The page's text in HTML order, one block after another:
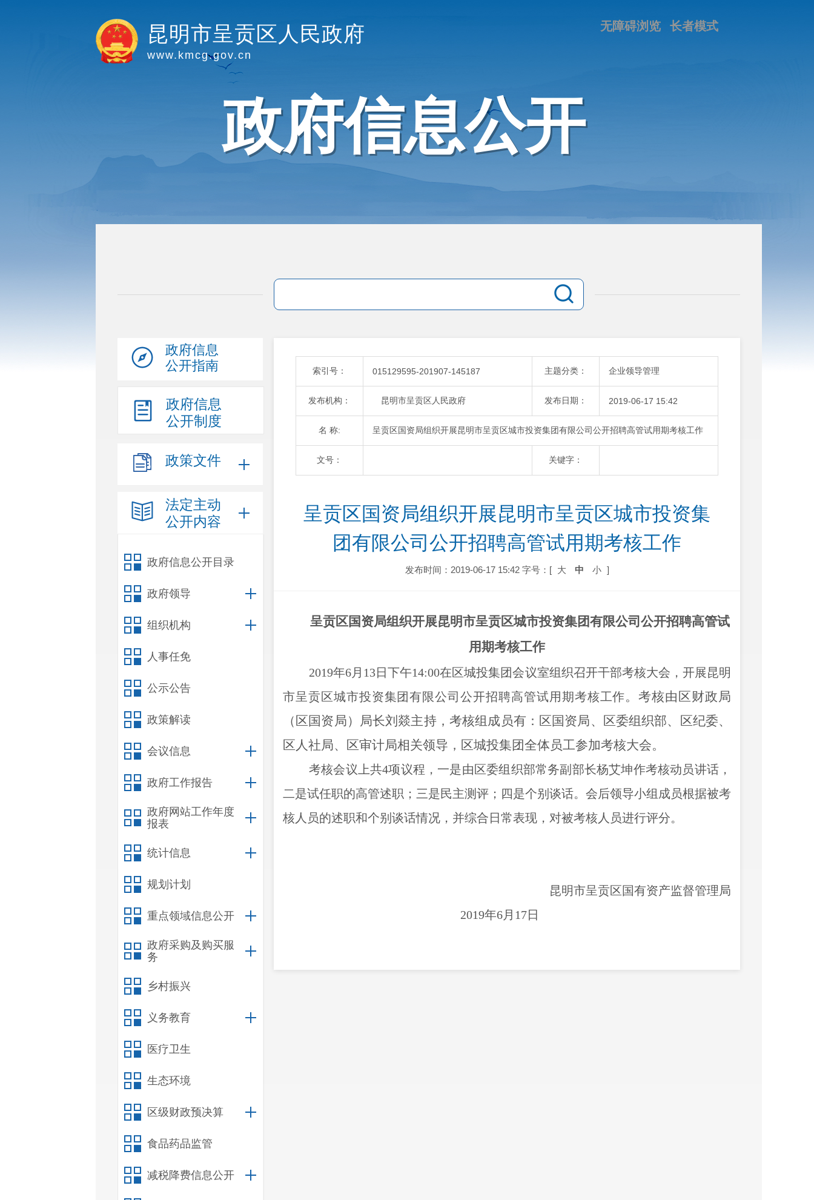
昆明市呈贡区人民政府
www.kmcg.gov.cn
长者模式
无障碍浏览
政府信息公开
政府信息
公开指南
政府信息
公开制度
政策文件
法定主动
公开内容
政府信息公开目录
政府领导
组织机构
人事任免
公示公告
政策解读
会议信息
政府工作报告
政府网站工作年度
报表
统计信息
规划计划
重点领域信息公开
政府采购及购买服
务
乡村振兴
义务教育
医疗卫生
生态环境
区级财政预决算
食品药品监管
减税降费信息公开
索引号： 015129595-201907-145187 主题分类： 企业领导管理
发布机构： 昆明市呈贡区人民政府 发布日期： 2019-06-17 15:42
名 称: 呈贡区国资局组织开展昆明市呈贡区城市投资集团有限公司公开招聘高管试用期考核工作
文号： 关键字：
呈贡区国资局组织开展昆明市呈贡区城市投资集
团有限公司公开招聘高管试用期考核工作
发布时间：2019-06-17 15:42 字号：[ 大 中 小 ]
呈贡区国资局组织开展昆明市呈贡区城市投资集团有限公司公开招聘高管试
用期考核工作
2019年6月1 3日下午14:00在区城投集团会议室组织召开干部考核大会，开展昆明
市呈贡区城市投资集团有限公司公开招聘高管试用期考核工作。考核由区财政局
（区国资局）局长刘燚主持，考核组成员有：区国资局、区委组织部、区纪委、
区人社局、区审计局相关领导，区城投集团全体员工参加考核大会。
考核会议上共4项议程，一是由区委组织部常务副部长杨艾坤作考核动员讲话，
二是试任职的高管述职；三是民主测评；四是个别谈话。会后领导小组成员根据被考
核人员的述职和个别谈话情况，并综合日常表现，对被考核人员进行评分。
昆明市呈贡区国有资产监督管理局
2019年6月 17日